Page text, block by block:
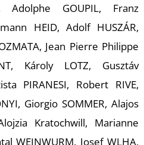
Adolphe GOUPIL, Franz
HEID, Adolf HUSZÁR,
Jean Pierre Philippe
Károly LOTZ, Gusztáv
PIRANESI, Robert RIVE,
Giorgio SOMMER, Alajos
Kratochwill, Marianne
WEINWURM, Josef WLHA,